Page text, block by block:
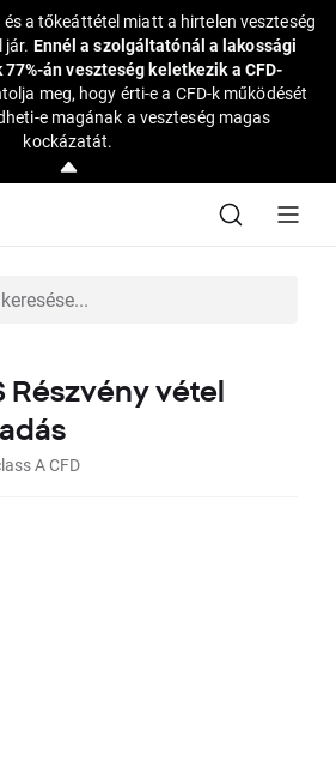
a tőkeáttétel miatt a hirtelen veszteség
jár. Ennél a szolgáltatónál a lakossági
án veszteség keletkezik a CFD-
meg, hogy érti-e a CFD-k működését
e magának a veszteség magas
kockázatát.
Részvény vétel
A CFD